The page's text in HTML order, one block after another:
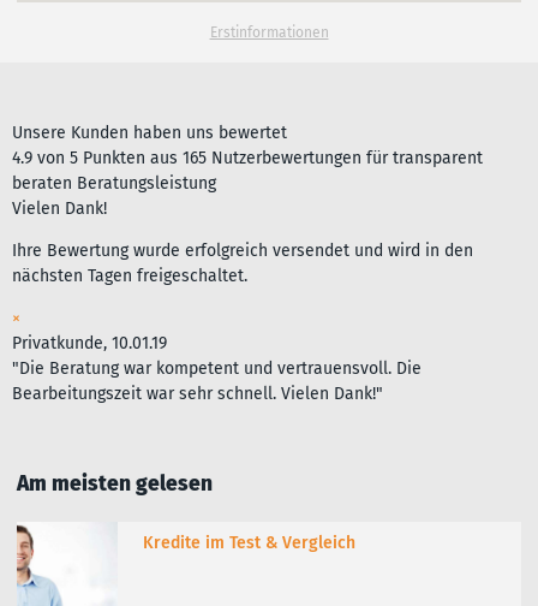
Erstinformationen
Unsere Kunden haben uns bewertet
4.9 von 5 Punkten aus 165 Nutzerbewertungen fürtransparent
beraten Beratungsleistung
Vielen Dank!
Ihre Bewertung wurde erfolgreich versendet und wird in den
nächsten Tagen freigeschaltet.
×
Privatkunde, 10.01.19
"Die Beratung war kompetent und vertrauensvoll. Die
Bearbeitungszeit war sehr schnell. Vielen Dank!"
Am meisten gelesen
Kredite im Test & Vergleich